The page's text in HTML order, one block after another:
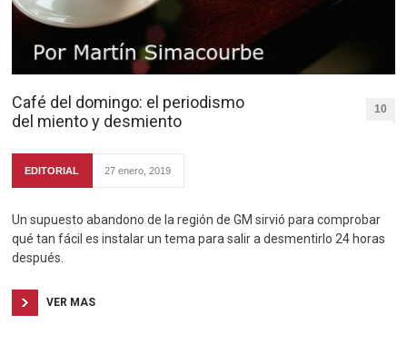
Café del domingo: el periodismo
del miento y desmiento
10
EDITORIAL 27 enero, 2019
Un supuesto abandono de la región de GM sirvió para comprobar
qué tan fácil es instalar un tema para salir a desmentirlo 24 horas
después.
VER MAS